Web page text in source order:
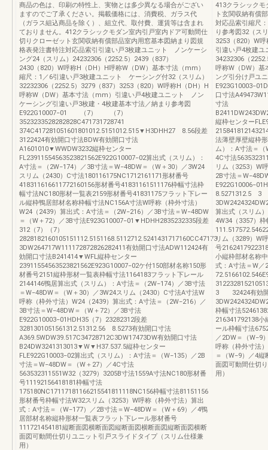
商品の色は、印刷の特性上、実物とは多少異なる場合がござい
ますのでご了承ください。掲載価格には、消費税、ガラス代
（ガラス組込商品を除く）、組立代、取付費、運賃等は含まれ
ておりません。412クラシックモダン室内引戸室内ドア可動間仕
切りクローゼット玄関収納有償部品室内用窓基本図納まり図規
格表発注書特注対応品索引引違い戸3枚建ユニット ノンケーシ
ング24（スリム）24232306（2252.5）2439（837）
2430（820）W呼称H（DH）H呼称W（DW）基本寸法（mm）
縮尺：1／6引違い戸3枚建ユニット ケーシング付32（スリム）
32232306（2252.5）3279（837）3253（820）W呼称H（DH）H
呼称W（DW）基本寸法（mm）引違い戸4枚建ユニット ノン
ケーシング引違い戸3枚建・4枚建基本寸法／納まり参考図
E922G10007−01 （7） （7）
3523233528282828C471731728741
374C417281051601801012.5151012.515▼H3DHH27 8.56段差
3122424有効開口寸法BDW有効開口寸法
A1601010▼WWDW3232縦枠センター
FL23911554563523821562E922G10007−02算出式（スリム）：
A寸法＝（2W−174）／3B寸法＝W−48DW＝（W＋30）／3W24
スリム（2430）C寸法180116175NC1712161171形材番号
418311616611772160156形材番号41831161511176枠幅寸法枠
幅寸法NC180形材一覧表2159形材番号41831175フラット下レー
ル縦枠鴨居部材名称枠幅寸法NC156A寸法W呼称（枠外寸法）
W24（2439）算出式：A寸法＝（2W−216）／3B寸法＝W−48DW
＝（W＋72）／3B寸法E923G10007−01▼HDHH2835232335段差
312（7）（7）
2828182160105151112.5151168.5112712.5241431717160CC47173
3DW264717W111172872826282411有効開口寸法ADW112424有
効開口寸法B241414▼WFL縦枠センター
23911554563523821562E923G10007−02ケ付150部材名称150形
材番号2151縦枠形材一覧表枠幅寸法1164183フラット下レール
2144146鴨居算出式（スリム）：A寸法＝（2W−174）／3B寸法
＝W−48DW＝（W＋30）／3W24スリム（2430）C寸法A寸法W
呼称（枠外寸法）W24（2439）算出式：A寸法＝（2W−216）／
3B寸法＝W−48DW＝（W＋72）／3B寸法
E922G10003−01HDH35（7）23282312段差
3281301051561312.51312.56 8.5273有効開口寸法
A369.5WDW39.517C34728712C3DW17473DW有効開口寸法
B24DW3241313013▼W▼H37.537.5縦枠センター
FLE922G10003−02算出式（スリム）：A寸法＝（W−135）／2B
寸法＝W−48DW＝（W＋27）／4C寸法
563532311551W32（3279）3205B寸法1559A寸法NC180形材番
号11192156418181枠幅寸法
175180NC17117181166215541811118NC156枠幅寸法81151156
形材番号枠幅寸法W32スリム（3253）W呼称（枠外寸法）算出
式：A寸法＝（W−177）／2B寸法＝W−48DW＝（W＋69）／4鴨
居部材名称縦枠形材一覧表フラット下レール形材番号
111721454181縦断面図横断面図縦断面図横断面図縦断面図横断
面図可動間仕切りユニット引戸スライドタイプ（スリム仕様兼
用）
413クラシックモ
ト玄関収納有償
対応品索引縮尺
り参考図32（ス
3253（820）W
引違い戸4枚建
34232306（
呼称W（DW）
ング引分け戸ユ
口寸法
寸法
縦枠センター
法薄壁厚壁縦枠
ム）：A寸法＝（
4C寸法
リム（3253）W
2B寸法＝
8.5271312.5 3
算出式（スリム
4W34（3357）枠
リム（3289）W
号
小縦枠部材名称
式：A寸法＝W／
3 32424有効
枠幅寸法
216341792138
ール枠幅寸法
／2DW＝（W−9
呼称（枠外寸法
＝（W−9）／4
面図可動間仕切
用）